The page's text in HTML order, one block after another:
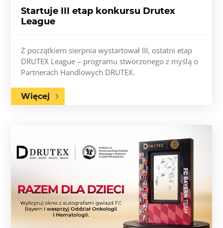
Startuje III etap konkursu Drutex
League
Z początkiem sierpnia wystartował III, ostatni etap
DRUTEX League – programu stworzonego z myślą o
Partnerach Handlowych DRUTEX.
Więcej